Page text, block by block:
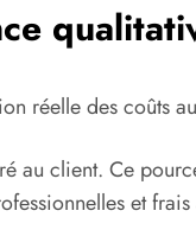
des coûts
au client. Ce
et